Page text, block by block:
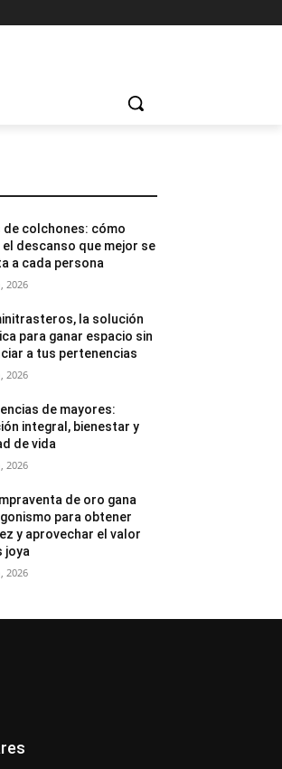
de colchones: cómo
el descanso que mejor se
a cada persona
2026
la solución
para ganar espacio sin
a tus pertenencias
2026
de mayores:
integral, bienestar y
de vida
2026
de oro gana
para obtener
y aprovechar el valor
joya
2026